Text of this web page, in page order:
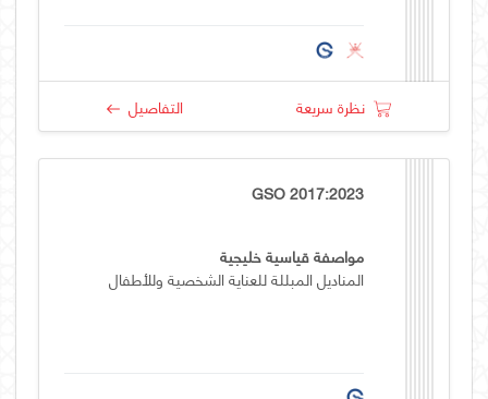
نظرة سريعة التفاصيل
GSO 2017:2023
مواصفة قياسية خليجية
المناديل المبللة للعناية الشخصية وللأطفال